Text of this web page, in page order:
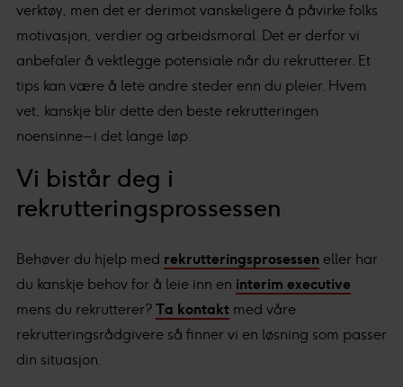
verktøy, men det er derimot vanskeligere å påvirke folks
motivasjon, verdier og arbeidsmoral. Det er derfor vi
anbefaler å vektlegge potensiale når du rekrutterer. Et
tips kan være å lete andre steder enn du pleier. Hvem
vet, kanskje blir dette den beste rekrutteringen
noensinne – i det lange løp.
Vi bistår deg i
rekrutteringsprossessen
Behøver du hjelp med rekrutteringsprosessen eller har
du kanskje behov for å leie inn en interim executive
mens du rekrutterer? Ta kontakt med våre
rekrutteringsrådgivere så finner vi en løsning som passer
din situasjon.